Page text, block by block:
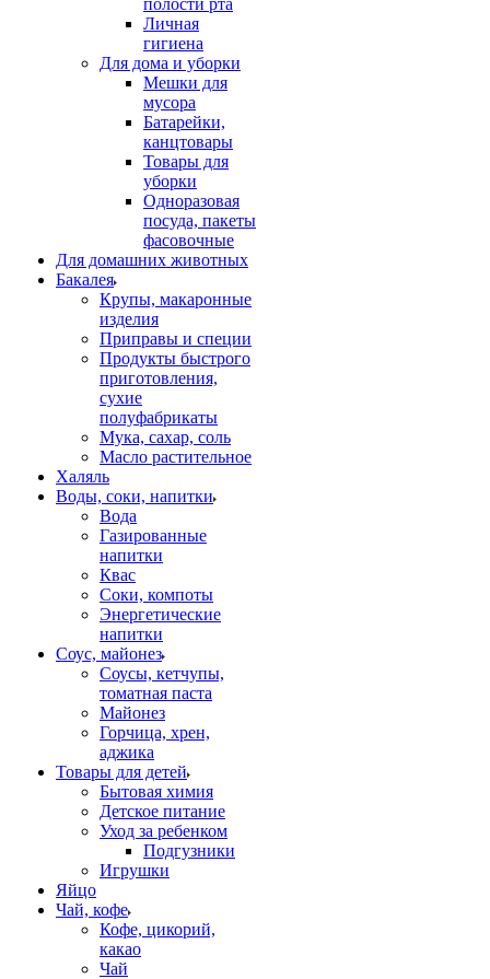
полости рта
Личная
гигиена
Для дома и уборки
Мешки для
мусора
Батарейки,
канцтовары
Товары для
уборки
Одноразовая
посуда, пакеты
фасовочные
Для домашних животных
Бакалея
Крупы, макаронные
изделия
Приправы и специи
Продукты быстрого
приготовления,
сухие
полуфабрикаты
Мука, сахар, соль
Масло растительное
Халяль
Воды, соки, напитки
Вода
Газированные
напитки
Квас
Соки, компоты
Энергетические
напитки
Соус, майонез
Соусы, кетчупы,
томатная паста
Майонез
Горчица, хрен,
аджика
Товары для детей
Бытовая химия
Детское питание
Уход за ребенком
Подгузники
Игрушки
Яйцо
Чай, кофе
Кофе, цикорий,
какао
Чай